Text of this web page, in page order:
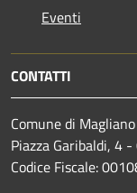
Eventi
CONTATTI
Comune di
Piazza Garibaldi, 4
Codice Fiscale: